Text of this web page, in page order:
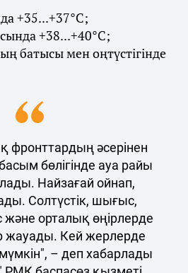
+35...+37°С;
+38...+40°С;
батысы мен оңтүстігінде
фронттардың әсерінен
бөлігінде ауа райы
Найзағай ойнап,
Солтүстік, шығыс,
және орталық өңірлерде
жауады. Кей жерлерде
– деп хабарлады